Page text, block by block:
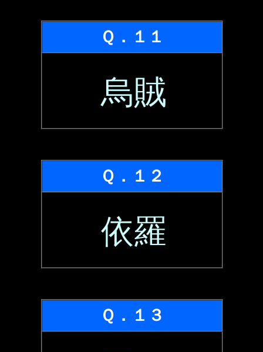
Ｑ．１１
烏賊
Ｑ．１２
依羅
Ｑ．１３